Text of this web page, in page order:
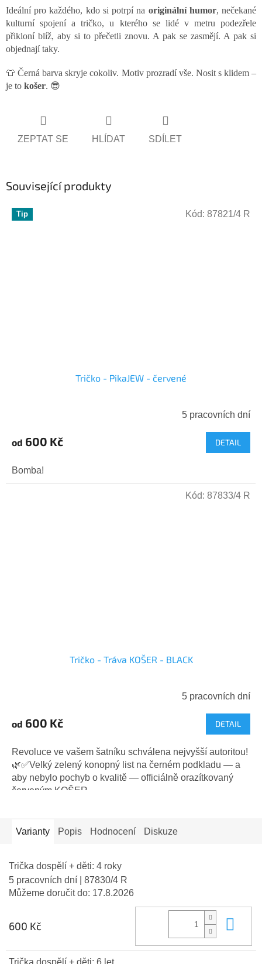
Ideální pro každého, kdo si potrpí na originální humor, nečekané
kulturní spojení a tričko, u kterého se lidé v metru podezřele
přikloní blíž, aby si to přečetli znovu. A pak se zasmějí. A pak si
objednají taky.
👕 Černá barva skryje cokoliv. Motiv prozradí vše. Nosit s klidem –
je to košer. 😎
ZEPTAT SE HLÍDAT SDÍLET
Související produkty
Tip
Tričko - PikaJEW - červené
5 pracovních dní
od 600 Kč DETAIL
Bomba!
Kód: 87821/4 R
Tričko - Tráva KOŠER - BLACK
5 pracovních dní
od 600 Kč DETAIL
Revoluce ve vašem šatníku schválena nejvyšší autoritou!
🌿✅Velký zelený konopný list na černém podkladu — a
aby nebylo pochyb o kvalitě — officiálně orazítkovaný
červeným KOŠER....
Kód: 87833/4 R
Varianty Popis Hodnocení Diskuze
Trička dospělí + děti: 4 roky
5 pracovních dní
| 87830/4 R
Můžeme doručit do: 17.8.2026
600 Kč